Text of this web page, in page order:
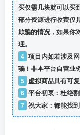
买仅需几块就可以买
部分资源进行收费仅
欺骗的情况，如果你
理。
4 项目内如若涉及
骗！非本平台自营业
5
虚拟商品具有可
6 平台初衷：杜绝
7 祝大家：都能找